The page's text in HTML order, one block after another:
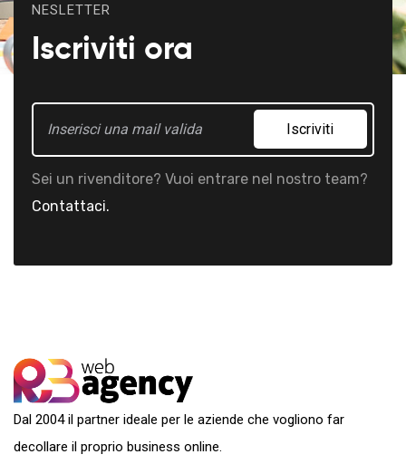
NESLETTER
Iscriviti ora
Iscriviti
Sei un rivenditore? Vuoi entrare nel nostro team?
Contattaci.
Dal 2004 il partner ideale per le aziende che vogliono far
decollare il proprio business online.